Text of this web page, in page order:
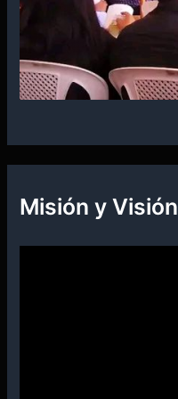
Misión y Visión